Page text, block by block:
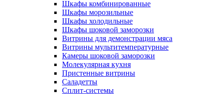
Шкафы комбинированные
Шкафы морозильные
Шкафы холодильные
Шкафы шоковой заморозки
Витрины для демонстрации мяса
Витрины мультитемпературные
Камеры шоковой заморозки
Молекулярная кухня
Пристенные витрины
Саладетты
Сплит-системы